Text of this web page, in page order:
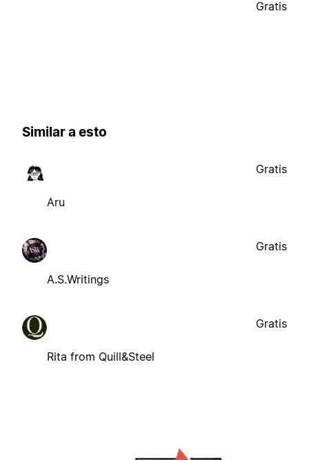
Gratis
Similar a esto
Aru
Gratis
A.S.Writings
Gratis
Rita from Quill&Steel
Gratis